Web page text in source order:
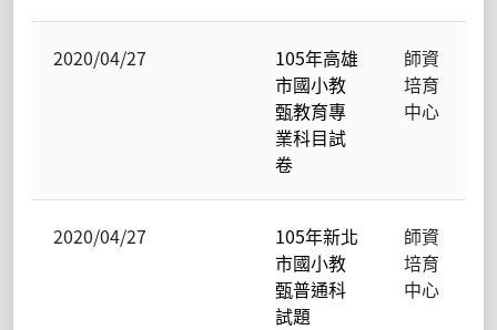
2020/04/27
105年高雄
市國小教
甄教育專
業科目試
卷
師資
培育
中心
2020/04/27
105年新北
市國小教
甄普通科
試題
師資
培育
中心